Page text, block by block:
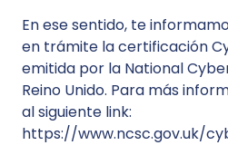
En ese sentido, te
en trámite la certificación
emitida por la National
Reino Unido. Para más
al siguiente link:
https://www.ncsc.gov.uk/